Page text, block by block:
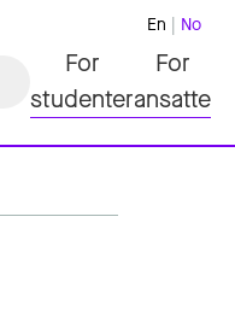
En No
For
studenter
For
ansatte